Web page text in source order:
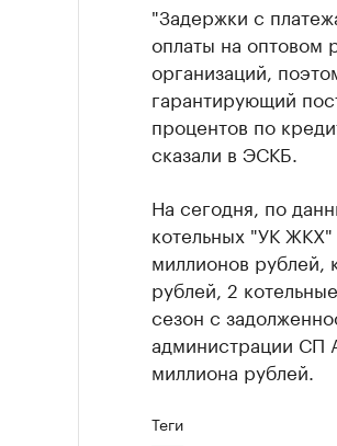
"Задержки с
оплаты на оптовом
организаций,
гарантирующий
процентов по
сказали в ЭСКБ.
На сегодня, по
котельных "УК ЖКХ"
миллионов рублей,
рублей, 2
сезон с
администрации СП
миллиона рублей.
Теги